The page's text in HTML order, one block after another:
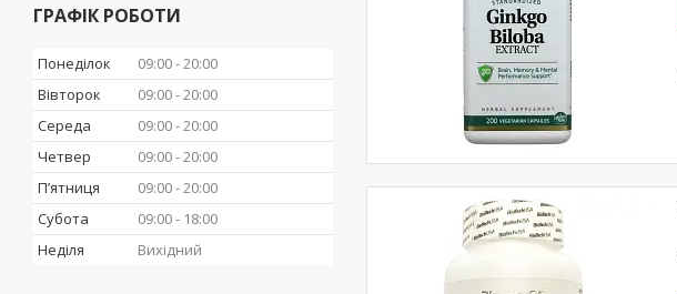
ГРАФІК РОБОТИ
Понеділок 09:00 20:00
Вівторок
09:00 20:00
Середа
09:00 20:00
Четвер
09:00 20:00
Пʼятниця
09:00 20:00
Субота
09:00
18:00
Неділя
Вихідний